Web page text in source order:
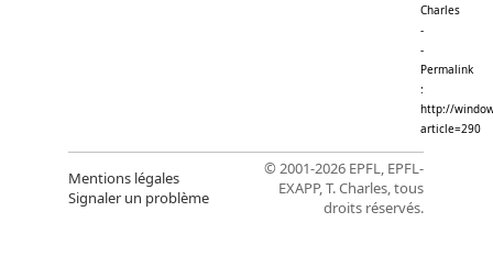
Charles
-
-
Permalink
:
http://
article=290
Mentions légales
Signaler un problème
© 2001-2026 EPFL, EPFL-
EXAPP, T. Charles, tous
droits réservés.